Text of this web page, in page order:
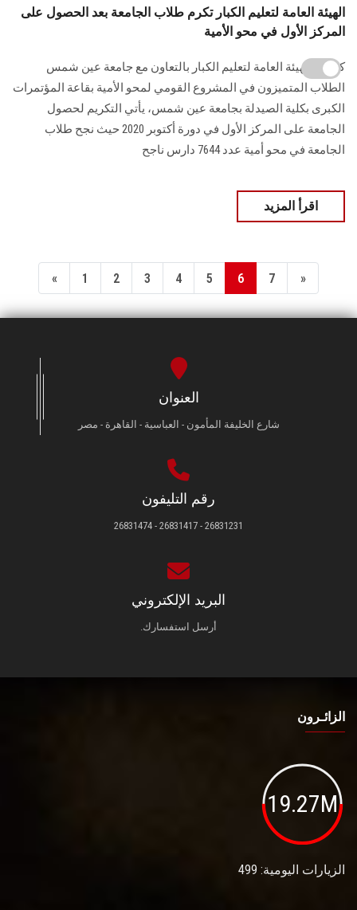
الهيئة العامة لتعليم الكبار تكرم طلاب الجامعة بعد الحصول على
المركز الأول في محو الأمية
كرمت الهيئة العامة لتعليم الكبار بالتعاون مع جامعة عين شمس
الطلاب المتميزون في المشروع القومي لمحو الأمية بقاعة المؤتمرات
الكبرى بكلية الصيدلة بجامعة عين شمس، يأتي التكريم لحصول
الجامعة على المركز الأول في دورة أكتوبر 2020 حيث نجح طلاب
الجامعة في محو أمية عدد 7644 دارس ناجح
اقرأ المزيد
« 1 2 3 4 5 6 7 »
العنوان
شارع الخليفة المأمون - العباسية - القاهرة - مصر
رقم التليفون
26831231 - 26831417 - 26831474
البريد الإلكتروني
أرسل استفسارك.
الزائـرون
19.27M
الزيارات اليومية: 499